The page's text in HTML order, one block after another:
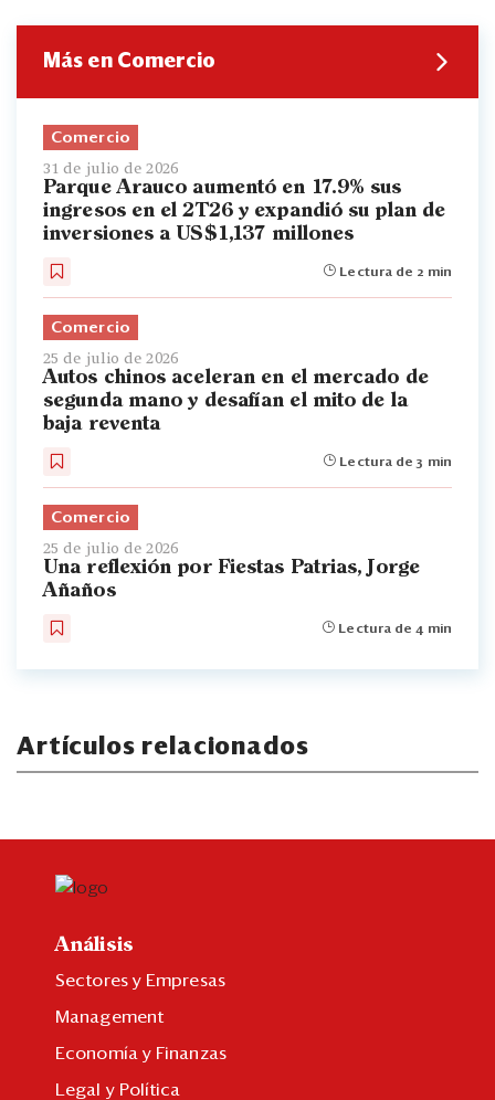
Más en Comercio
Comercio
31 de julio de 2026
Parque Arauco aumentó en 17.9% sus
ingresos en el 2T26 y expandió su plan de
inversiones a US$1,137 millones
Lectura de 2 min
Comercio
25 de julio de 2026
Autos chinos aceleran en el mercado de
segunda mano y desafían el mito de la
baja reventa
Lectura de 3 min
Comercio
25 de julio de 2026
Una reflexión por Fiestas Patrias, Jorge
Añaños
Lectura de 4 min
Artículos relacionados
Análisis
Sectores y Empresas
Management
Economía y Finanzas
Legal y Política